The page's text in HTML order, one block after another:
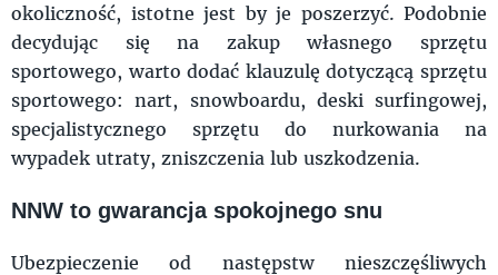
okoliczność, istotne jest by je poszerzyć. Podobnie
decydując się na zakup własnego sprzętu
sportowego, warto dodać klauzulę dotyczącą sprzętu
sportowego: nart, snowboardu, deski surfingowej,
specjalistycznego sprzętu do nurkowania na
wypadek utraty, zniszczenia lub uszkodzenia.
NNW to gwarancja spokojnego snu
Ubezpieczenie od następstw nieszczęśliwych